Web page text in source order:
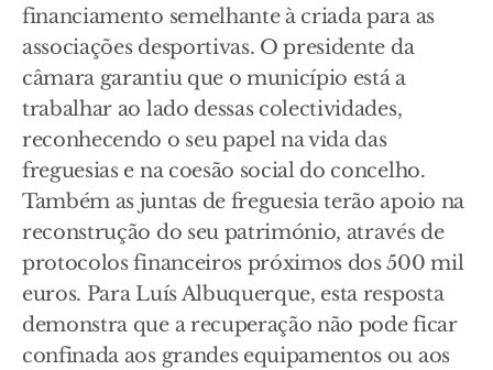
financiamento semelhante à criada para as
associações desportivas. O presidente da
câmara garantiu que o município está a
trabalhar ao lado dessas colectividades,
reconhecendo o seu papel na vida das
freguesias e na coesão social do concelho.
Também as juntas de freguesia terão apoio na
reconstrução do seu património, através de
protocolos financeiros próximos dos 500 mil
euros. Para Luís Albuquerque, esta resposta
demonstra que a recuperação não pode ficar
confinada aos grandes equipamentos ou aos